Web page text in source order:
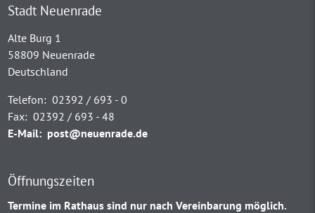
Stadt Neuenrade
Alte Burg 1
58809 Neuenrade
Deutschland
Telefon: 02392 / 693 - 0
Fax: 02392 / 693 - 48
E-Mail: post@neuenrade.de
Öffnungszeiten
Termine im Rathaus sind nur nach Vereinbarung möglich.